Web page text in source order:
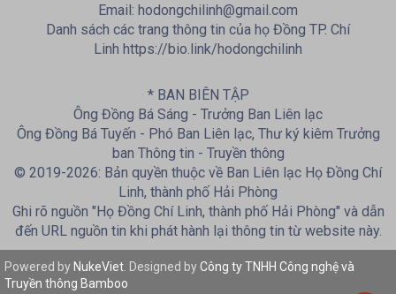
Email: hodongchilinh@gmail.com
Danh sách các trang thông tin của họ Đồng TP. Chí
Linh https://bio.link/hodongchilinh
* BAN BIÊN TẬP
Ông Đồng Bá Sáng - Trưởng Ban Liên lạc
Ông Đồng Bá Tuyến - Phó Ban Liên lạc, Thư ký kiêm Trưởng
ban Thông tin - Truyền thông
© 2019-2026: Bản quyền thuộc về Ban Liên lạc Họ Đồng Chí
Linh, thành phố Hải Phòng
Ghi rõ nguồn "Họ Đồng Chí Linh, thành phố Hải Phòng" và dẫn
đến URL nguồn tin khi phát hành lại thông tin từ website này.
Powered by NukeViet . Designed byCông ty TNHH Công nghệ và
Truyền thông Bamboo